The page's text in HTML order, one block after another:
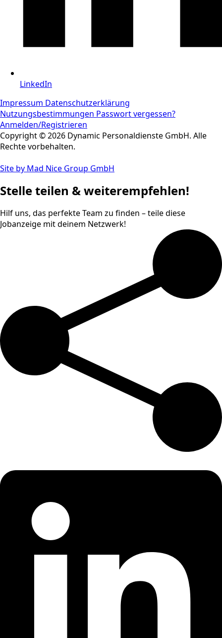
LinkedIn
Impressum Datenschutzerklärung
Nutzungsbestimmungen Passwort vergessen?
Anmelden/Registrieren
Copyright © 2026 Dynamic Personaldienste GmbH. Alle
Rechte vorbehalten.
Site by Mad Nice Group GmbH
Stelle teilen & weiterempfehlen!
Hilf uns, das perfekte Team zu finden – teile diese
Jobanzeige mit deinem Netzwerk!